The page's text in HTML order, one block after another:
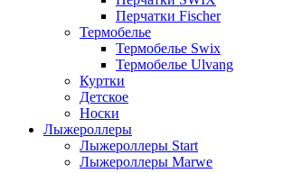
Перчатки Fischer
Термобелье
Термобелье Swix
Термобелье Ulvang
Куртки
Детское
Носки
Лыжероллеры
Лыжероллеры Start
Лыжероллеры Marwe